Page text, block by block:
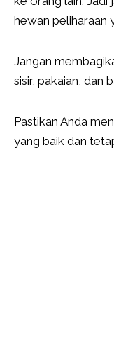
hewan peliharaan
Jangan
sisir, pakaian, dan
Pastikan Anda
yang baik dan